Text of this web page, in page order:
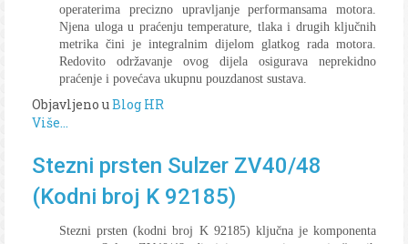
operaterima precizno upravljanje performansama motora.
Njena uloga u praćenju temperature, tlaka i drugih ključnih
metrika čini je integralnim dijelom glatkog rada motora.
Redovito održavanje ovog dijela osigurava neprekidno
praćenje i povećava ukupnu pouzdanost sustava.
Objavljeno uBlog HR
Više...
Stezni prsten Sulzer ZV40/48
(Kodni broj K 92185)
Stezni prsten (kodni broj K 92185) ključna je komponenta